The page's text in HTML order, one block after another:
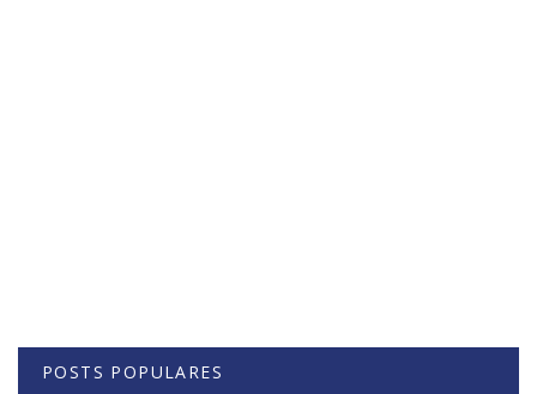
POSTS POPULARES